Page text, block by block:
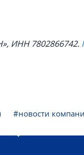
ИНН 7802866742.
#новости